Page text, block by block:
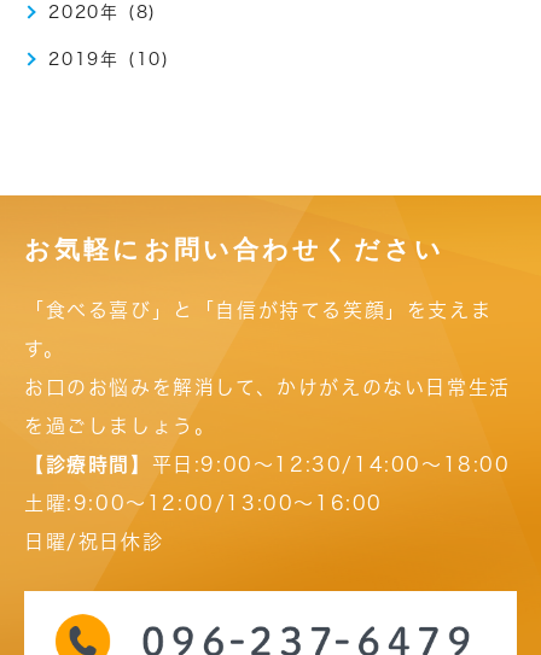
2020年 (8)
2019年 (10)
お気軽にお問い合わせください
「食べる喜び」と「自信が持てる笑顔」を支えま
す。
お口のお悩みを解消して、かけがえのない日常生活
を過ごしましょう。
【診療時間】 平日:9:00～12:30/14:00～18:00
土曜:9:00～12:00/13:00～16:00
日曜/祝日休診